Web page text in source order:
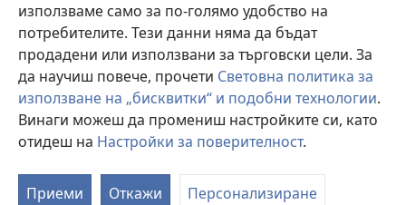
използваме само за по-голямо удобство на
потребителите. Тези данни няма да бъдат
продадени или използвани за търговски цели. За
да научиш повече, прочети Световна политика за
използване на „бисквитки“ и подобни технологии.
Винаги можеш да промениш настройките си, като
отидеш на Настройки за поверителност.
Приеми Откажи Персонализиране
Watchtower Library ®
Copyright© 2026 Watch Tower Bible and Tract Society of Pennsylvania.
УСЛОВИЯ ЗА ПОЛЗВАНЕ
НАСТРОЙКИ ЗА ПОВЕРИТЕЛНОСТ